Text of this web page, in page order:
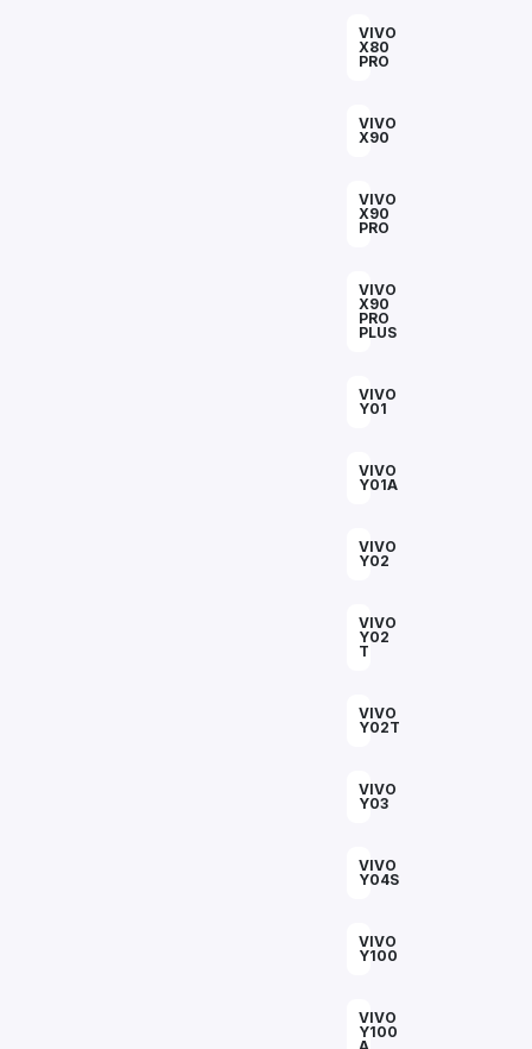
VIVO
X80
PRO
VIVO
X90
VIVO
X90
PRO
VIVO
X90
PRO
PLUS
VIVO
Y01
VIVO
Y01A
VIVO
Y02
VIVO
Y02
T
VIVO
Y02T
VIVO
Y03
VIVO
Y04S
VIVO
Y100
VIVO
Y100